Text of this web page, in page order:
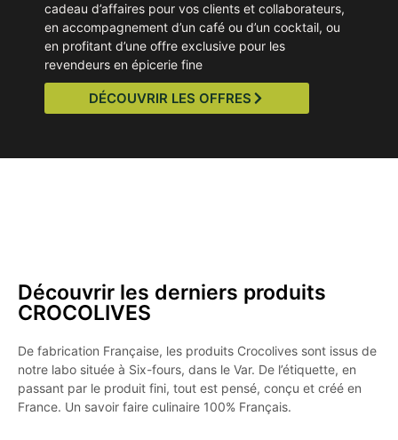
cadeau d’affaires pour vos clients et collaborateurs,
en accompagnement d’un café ou d’un cocktail, ou
en profitant d’une offre exclusive pour les
revendeurs en épicerie fine
DÉCOUVRIR LES OFFRES
Découvrir les derniers produits
CROCOLIVES
De fabrication Française, les produits Crocolives sont issus de
notre labo située à Six-fours, dans le Var. De l’étiquette, en
passant par le produit fini, tout est pensé, conçu et créé en
France. Un savoir faire culinaire 100% Français.